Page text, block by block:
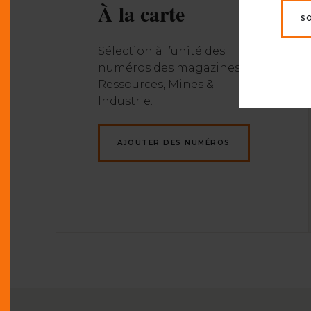
À la carte
Sélection à l’unité des
numéros des magazines
Ressources, Mines &
Industrie.
AJOUTER DES NUMÉROS